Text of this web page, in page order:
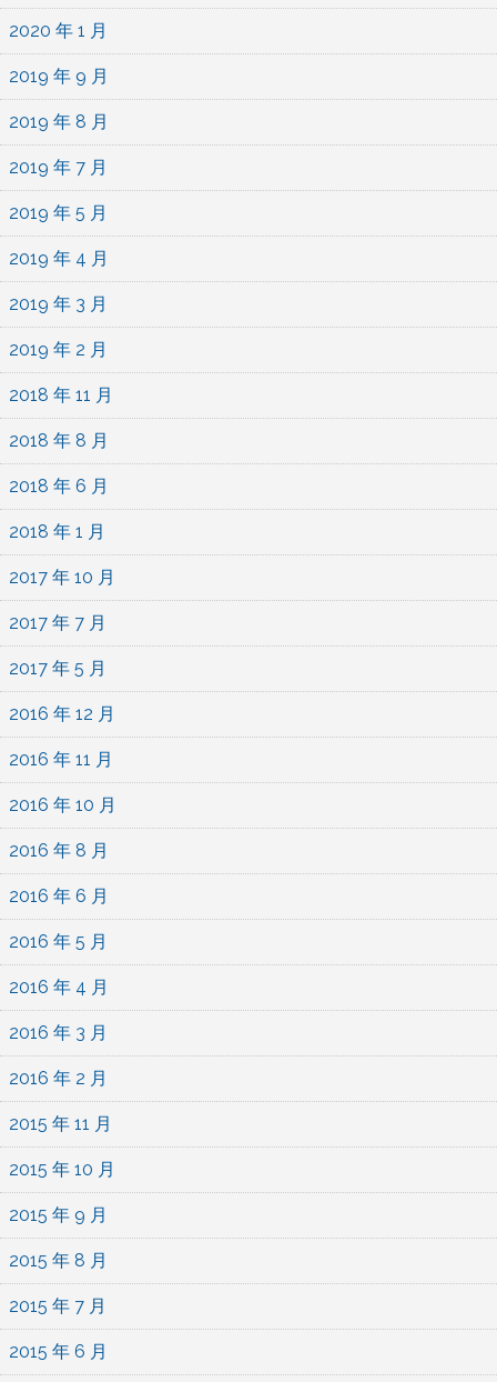
2020 年 1 月
2019 年 9 月
2019 年 8 月
2019 年 7 月
2019 年 5 月
2019 年 4 月
2019 年 3 月
2019 年 2 月
2018 年 11 月
2018 年 8 月
2018 年 6 月
2018 年 1 月
2017 年 10 月
2017 年 7 月
2017 年 5 月
2016 年 12 月
2016 年 11 月
2016 年 10 月
2016 年 8 月
2016 年 6 月
2016 年 5 月
2016 年 4 月
2016 年 3 月
2016 年 2 月
2015 年 11 月
2015 年 10 月
2015 年 9 月
2015 年 8 月
2015 年 7 月
2015 年 6 月